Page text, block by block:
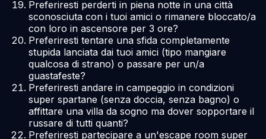
Preferiresti perderti in piena notte in una città
sconosciuta con i tuoi amici o rimanere bloccato/a
con loro in ascensore per 3 ore?
Preferiresti tentare una sfida completamente
stupida lanciata dai tuoi amici (tipo mangiare
qualcosa di strano) o passare per un/a
guastafeste?
Preferiresti andare in campeggio in condizioni
super spartane (senza doccia, senza bagno) o
affittare una villa da sogno ma dover sopportare il
russare di tutti quanti?
Preferiresti partecipare a un'escape room super